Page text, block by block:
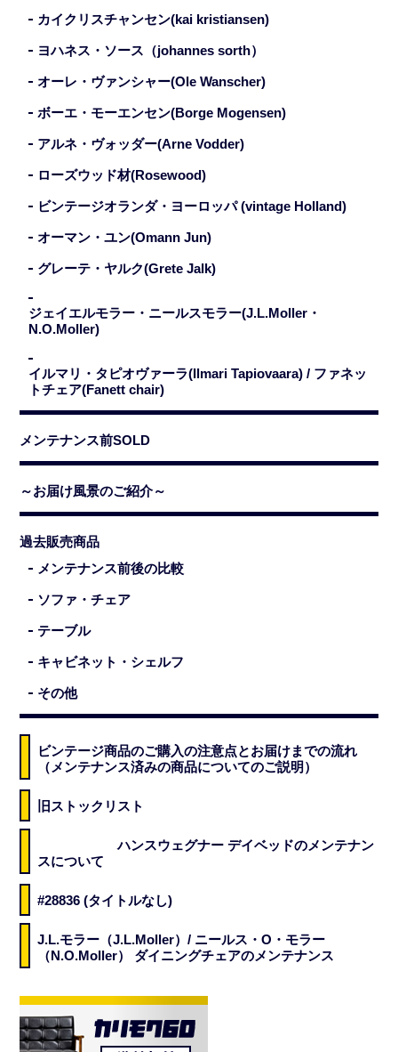
カイクリスチャンセン(kai kristiansen)
ヨハネス・ソース（johannes sorth）
オーレ・ヴァンシャー(Ole Wanscher)
ボーエ・モーエンセン(Borge Mogensen)
アルネ・ヴォッダー(Arne Vodder)
ローズウッド材(Rosewood)
ビンテージオランダ・ヨーロッパ (vintage Holland)
オーマン・ユン(Omann Jun)
グレーテ・ヤルク(Grete Jalk)
ジェイエルモラー・ニールスモラー(J.L.Moller・
N.O.Moller)
イルマリ・タピオヴァーラ(Ilmari Tapiovaara) / ファネッ
トチェア(Fanett chair)
メンテナンス前SOLD
～お届け風景のご紹介～
過去販売商品
メンテナンス前後の比較
ソファ・チェア
テーブル
キャビネット・シェルフ
その他
ビンテージ商品のご購入の注意点とお届けまでの流れ
（メンテナンス済みの商品についてのご説明）
旧ストックリスト
ハンスウェグナー デイベッドのメンテナン
スについて
#28836 (タイトルなし)
J.L.モラー（J.L.Moller）/ ニールス・O・モラー
（N.O.Moller） ダイニングチェアのメンテナンス